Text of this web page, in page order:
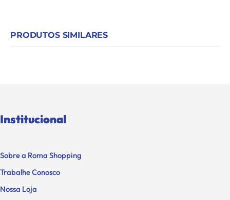
PRODUTOS SIMILARES
Institucional
Sobre a Roma Shopping
Trabalhe Conosco
Nossa Loja